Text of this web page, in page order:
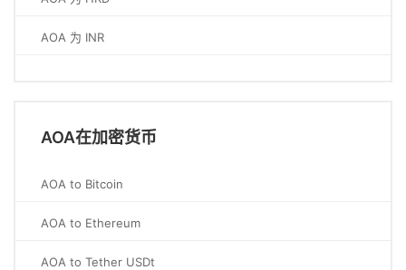
AOA 为 INR
AOA在加密货币
AOA to Bitcoin
AOA to Ethereum
AOA to Tether USDt